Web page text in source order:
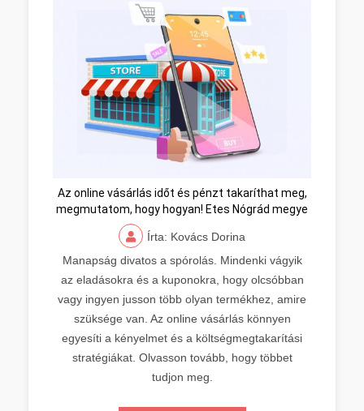
Az online vásárlás időt és pénzt takaríthat meg,
megmutatom, hogy hogyan! Etes Nógrád megye
Írta: Kovács Dorina
Manapság divatos a spórolás. Mindenki vágyik
az eladásokra és a kuponokra, hogy olcsóbban
vagy ingyen jusson több olyan termékhez, amire
szüksége van. Az online vásárlás könnyen
egyesíti a kényelmet és a költségmegtakarítási
stratégiákat. Olvasson tovább, hogy többet
tudjon meg.